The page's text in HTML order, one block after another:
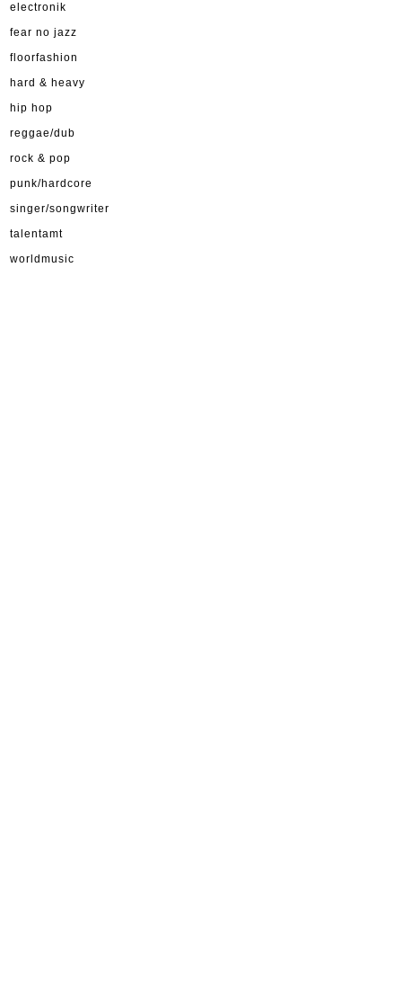
electronik
fear no jazz
floorfashion
hard & heavy
hip hop
reggae/dub
rock & pop
punk/hardcore
singer/songwriter
talentamt
worldmusic